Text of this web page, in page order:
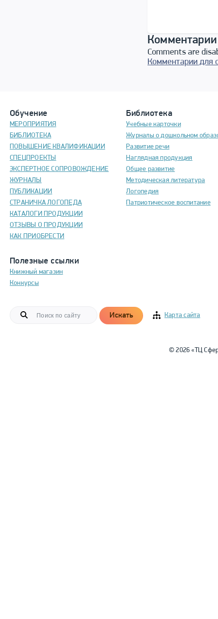
Comments are
Комментарии для
Обучение
МЕРОПРИЯТИЯ
БИБЛИОТЕКА
ПОВЫШЕНИЕ КВАЛИФИКАЦИИ
СПЕЦПРОЕКТЫ
ЭКСПЕРТНОЕ СОПРОВОЖДЕНИЕ
ЖУРНАЛЫ
ПУБЛИКАЦИИ
СТРАНИЧКА ЛОГОПЕДА
КАТАЛОГИ ПРОДУКЦИИ
ОТЗЫВЫ О ПРОДУКЦИИ
КАК ПРИОБРЕСТИ
Полезные ссылки
Книжный магазин
Конкурсы
Библиотека
Учебные карточки
Журналы о дошкольном
Развитие речи
Наглядная продукция
Общее развитие
Методическая литература
Логопедия
Патриотическое воспитание
Искать Карта сайта
© 2026 «ТЦ